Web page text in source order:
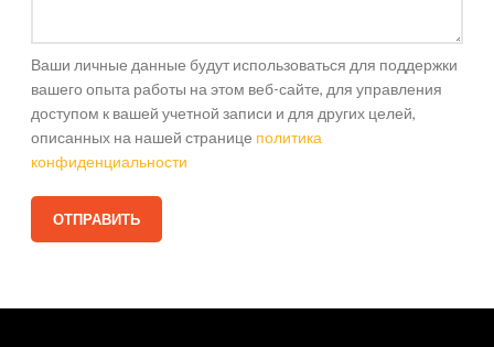
Ваши личные данные будут использоваться для поддержки
вашего опыта работы на этом веб-сайте, для управления
доступом к вашей учетной записи и для других целей,
описанных на нашей странице политика
конфиденциальности